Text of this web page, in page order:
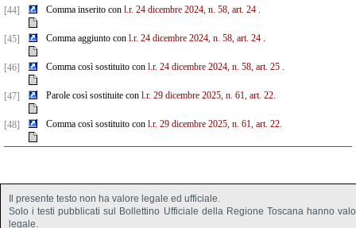
[44] Comma inserito con l.r. 24 dicembre 2024, n. 58, art. 24.
[45] Comma aggiunto con l.r. 24 dicembre 2024, n. 58, art. 24.
[46] Comma così sostituito con l.r. 24 dicembre 2024, n. 58, art. 25.
[47] Parole così sostituite con l.r. 29 dicembre 2025, n. 61, art. 22.
[48] Comma così sostituito con l.r. 29 dicembre 2025, n. 61, art. 22.
Il presente testo non ha valore legale ed ufficiale.
Solo i testi pubblicati sul Bollettino Ufficiale della Regione Toscana hanno
legale.